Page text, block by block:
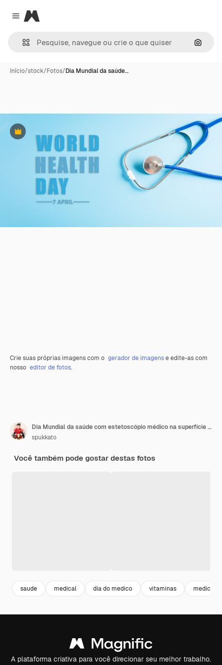
Close menu
Magnific
Início/stock/Fotos/Dia Mundial da saúde…
Premium
Crie suas próprias imagens com o gerador de imagense edite-as com
nosso editor de fotos.
Dia Mundial da saúde com estetoscópio médico na superfície azul pastel
spukkato
Você também pode gostar destas fotos
saude medical dia do medico vitaminas medicina
A plataforma criativa para você direcionar seu melhor trabalho.